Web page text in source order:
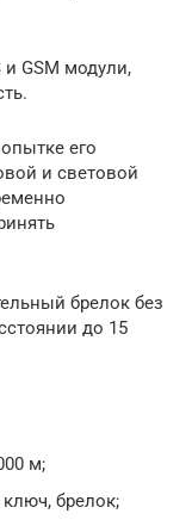
GSM модули,
его
и световой
брелок без
до 15
м;
брелок;